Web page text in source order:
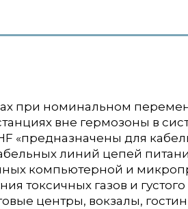
при номинальном
вне гермозоны в
«предназначены для
линий цепей
компьютерной и
токсичных газов и
центры, вокзалы,